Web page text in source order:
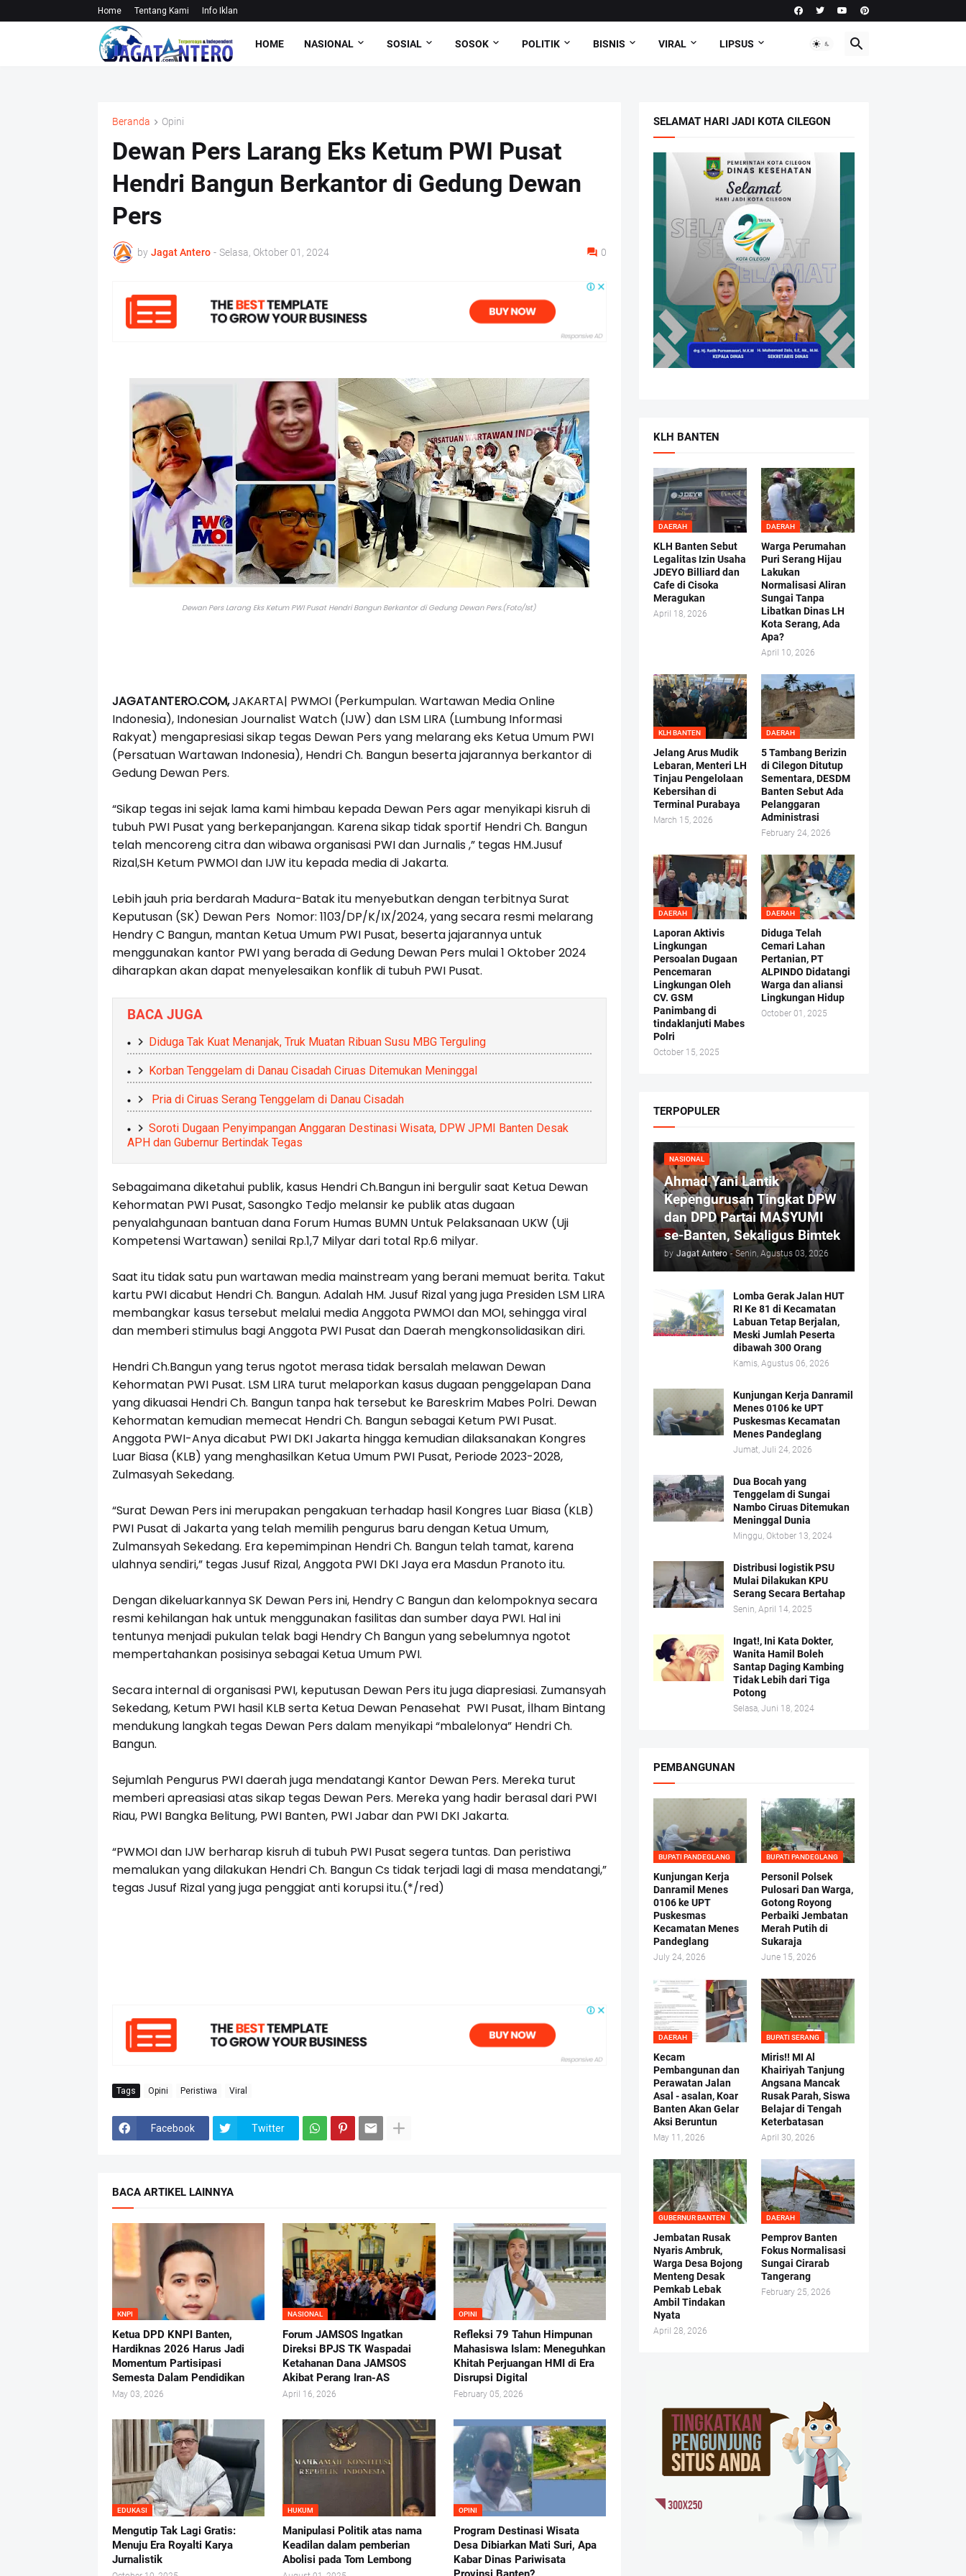
Home Tentang Kami Info Iklan
HOME NASIONAL SOSIAL SOSOK POLITIK BISNIS VIRAL LIPSUS
Beranda Opini
Dewan Pers Larang Eks Ketum PWI Pusat
Hendri Bangun Berkantor di Gedung Dewan
Pers
by Jagat Antero - Selasa, Oktober 01, 2024 0
Dewan Pers Larang Eks Ketum PWI Pusat Hendri Bangun Berkantor di Gedung Dewan Pers.(Foto/Ist)
JAGATANTERO.COM,JAKARTA| PWMOI (Perkumpulan. Wartawan Media Online
Indonesia), Indonesian Journalist Watch (IJW) dan LSM LIRA (Lumbung Informasi
Rakyat) mengapresiasi sikap tegas Dewan Pers yang melarang eks Ketua Umum PWI
(Persatuan Wartawan Indonesia), Hendri Ch. Bangun beserta jajarannya berkantor di
Gedung Dewan Pers.
“Sikap tegas ini sejak lama kami himbau kepada Dewan Pers agar menyikapi kisruh di
tubuh PWI Pusat yang berkepanjangan. Karena sikap tidak sportif Hendri Ch. Bangun
telah mencoreng citra dan wibawa organisasi PWI dan Jurnalis ,” tegas HM.Jusuf
Rizal,SH Ketum PWMOI dan IJW itu kepada media di Jakarta.
Lebih jauh pria berdarah Madura-Batak itu menyebutkan dengan terbitnya Surat
Keputusan (SK) Dewan Pers Nomor: 1103/DP/K/IX/2024, yang secara resmi melarang
Hendry C Bangun, mantan Ketua Umum PWI Pusat, beserta jajarannya untuk
menggunakan kantor PWI yang berada di Gedung Dewan Pers mulai 1 Oktober 2024
diharapkan akan dapat menyelesaikan konflik di tubuh PWI Pusat.
BACA JUGA
Diduga Tak Kuat Menanjak, Truk Muatan Ribuan Susu MBG Terguling
Korban Tenggelam di Danau Cisadah Ciruas Ditemukan Meninggal
Pria di Ciruas Serang Tenggelam di Danau Cisadah
Soroti Dugaan Penyimpangan Anggaran Destinasi Wisata, DPW JPMI Banten Desak
APH dan Gubernur Bertindak Tegas
Sebagaimana diketahui publik, kasus Hendri Ch.Bangun ini bergulir saat Ketua Dewan
Kehormatan PWI Pusat, Sasongko Tedjo melansir ke publik atas dugaan
penyalahgunaan bantuan dana Forum Humas BUMN Untuk Pelaksanaan UKW (Uji
Kompetensi Wartawan) senilai Rp.1,7 Milyar dari total Rp.6 milyar.
Saat itu tidak satu pun wartawan media mainstream yang berani memuat berita. Takut
kartu PWI dicabut Hendri Ch. Bangun. Adalah HM. Jusuf Rizal yang juga Presiden LSM LIRA
membangkar kasus tersebut melalui media Anggota PWMOI dan MOI, sehingga viral
dan memberi stimulus bagi Anggota PWI Pusat dan Daerah mengkonsolidasikan diri.
Hendri Ch.Bangun yang terus ngotot merasa tidak bersalah melawan Dewan
Kehormatan PWI Pusat. LSM LIRA turut melaporkan kasus dugaan penggelapan Dana
yang dikuasai Hendri Ch. Bangun tanpa hak tersebut ke Bareskrim Mabes Polri. Dewan
Kehormatan kemudian memecat Hendri Ch. Bangun sebagai Ketum PWI Pusat.
Anggota PWI-Anya dicabut PWI DKI Jakarta hingga kemudian dilaksanakan Kongres
Luar Biasa (KLB) yang menghasilkan Ketua Umum PWI Pusat, Periode 2023-2028,
Zulmasyah Sekedang.
“Surat Dewan Pers ini merupakan pengakuan terhadap hasil Kongres Luar Biasa (KLB)
PWI Pusat di Jakarta yang telah memilih pengurus baru dengan Ketua Umum,
Zulmansyah Sekedang. Era kepemimpinan Hendri Ch. Bangun telah tamat, karena
ulahnya sendiri,” tegas Jusuf Rizal, Anggota PWI DKI Jaya era Masdun Pranoto itu.
Dengan dikeluarkannya SK Dewan Pers ini, Hendry C Bangun dan kelompoknya secara
resmi kehilangan hak untuk menggunakan fasilitas dan sumber daya PWI. Hal ini
tentunya menjadi pukulan telak bagi Hendry Ch Bangun yang sebelumnya ngotot
mempertahankan posisinya sebagai Ketua Umum PWI.
Secara internal di organisasi PWI, keputusan Dewan Pers itu juga diapresiasi. Zumansyah
Sekedang, Ketum PWI hasil KLB serta Ketua Dewan Penasehat PWI Pusat, İlham Bintang
mendukung langkah tegas Dewan Pers dalam menyikapi “mbalelonya” Hendri Ch.
Bangun.
Sejumlah Pengurus PWI daerah juga mendatangi Kantor Dewan Pers. Mereka turut
memberi apreasiasi atas sikap tegas Dewan Pers. Mereka yang hadir berasal dari PWI
Riau, PWI Bangka Belitung, PWI Banten, PWI Jabar dan PWI DKI Jakarta.
“PWMOI dan IJW berharap kisruh di tubuh PWI Pusat segera tuntas. Dan peristiwa
memalukan yang dilakukan Hendri Ch. Bangun Cs tidak terjadi lagi di masa mendatangi,”
tegas Jusuf Rizal yang juga penggiat anti korupsi itu.(*/red)
Tags Opini Peristiwa Viral
Facebook Twitter
BACA ARTIKEL LAINNYA
KNPI
Ketua DPD KNPI Banten,
Hardiknas 2026 Harus Jadi
Momentum Partisipasi
Semesta Dalam Pendidikan
May 03, 2026
NASIONAL
Forum JAMSOS Ingatkan
Direksi BPJS TK Waspadai
Ketahanan Dana JAMSOS
Akibat Perang Iran-AS
April 16, 2026
OPINI
Refleksi 79 Tahun Himpunan
Mahasiswa Islam: Meneguhkan
Khitah Perjuangan HMI di Era
Disrupsi Digital
February 05, 2026
EDUKASI
Mengutip Tak Lagi Gratis:
Menuju Era Royalti Karya
Jurnalistik
HUKUM
Manipulasi Politik atas nama
Keadilan dalam pemberian
Abolisi pada Tom Lembong
OPINI
Program Destinasi Wisata
Desa Dibiarkan Mati Suri, Apa
Kabar Dinas Pariwisata
SELAMAT HARI JADI KOTA CILEGON
KLH BANTEN
DAERAH
KLH Banten Sebut
Legalitas Izin Usaha
JDEYO Billiard dan
Cafe di Cisoka
Meragukan
April 18, 2026
DAERAH
Warga Perumahan
Puri Serang Hijau
Lakukan
Normalisasi Aliran
Sungai Tanpa
Libatkan Dinas LH
Kota Serang, Ada
Apa?
April 10, 2026
KLH BANTEN
Jelang Arus Mudik
Lebaran, Menteri LH
Tinjau Pengelolaan
Kebersihan di
Terminal Purabaya
March 15, 2026
DAERAH
5 Tambang Berizin
di Cilegon Ditutup
Sementara, DESDM
Banten Sebut Ada
Pelanggaran
Administrasi
February 24, 2026
DAERAH
Laporan Aktivis
Lingkungan
Persoalan Dugaan
Pencemaran
Lingkungan Oleh
CV. GSM
Panimbang di
tindaklanjuti Mabes
Polri
October 15, 2025
DAERAH
Diduga Telah
Cemari Lahan
Pertanian, PT
ALPINDO Didatangi
Warga dan aliansi
Lingkungan Hidup
October 01, 2025
TERPOPULER
NASIONAL
Ahmad Yani Lantik
Kepengurusan Tingkat DPW
dan DPD Partai MASYUMI
se-Banten, Sekaligus Bimtek
by Jagat Antero - Senin, Agustus 03, 2026
Lomba Gerak Jalan HUT
RI Ke 81 di Kecamatan
Labuan Tetap Berjalan,
Meski Jumlah Peserta
dibawah 300 Orang
Kamis, Agustus 06, 2026
Kunjungan Kerja Danramil
Menes 0106 ke UPT
Puskesmas Kecamatan
Menes Pandeglang
Jumat, Juli 24, 2026
Dua Bocah yang
Tenggelam di Sungai
Nambo Ciruas Ditemukan
Meninggal Dunia
Minggu, Oktober 13, 2024
Distribusi logistik PSU
Mulai Dilakukan KPU
Serang Secara Bertahap
Senin, April 14, 2025
Ingat!, Ini Kata Dokter,
Wanita Hamil Boleh
Santap Daging Kambing
Tidak Lebih dari Tiga
Potong
Selasa, Juni 18, 2024
PEMBANGUNAN
BUPATI PANDEGLANG
Kunjungan Kerja
Danramil Menes
0106 ke UPT
Puskesmas
Kecamatan Menes
Pandeglang
July 24, 2026
BUPATI PANDEGLANG
Personil Polsek
Pulosari Dan Warga,
Gotong Royong
Perbaiki Jembatan
Merah Putih di
Sukaraja
June 15, 2026
DAERAH
Kecam
Pembangunan dan
Perawatan Jalan
Asal - asalan, Koar
Banten Akan Gelar
Aksi Beruntun
May 11, 2026
BUPATI SERANG
Miris!! MI Al
Khairiyah Tanjung
Angsana Mancak
Rusak Parah, Siswa
Belajar di Tengah
Keterbatasan
April 30, 2026
GUBERNUR BANTEN
Jembatan Rusak
Nyaris Ambruk,
Warga Desa Bojong
Menteng Desak
Pemkab Lebak
Ambil Tindakan
Nyata
April 28, 2026
DAERAH
Pemprov Banten
Fokus Normalisasi
Sungai Cirarab
Tangerang
February 25, 2026